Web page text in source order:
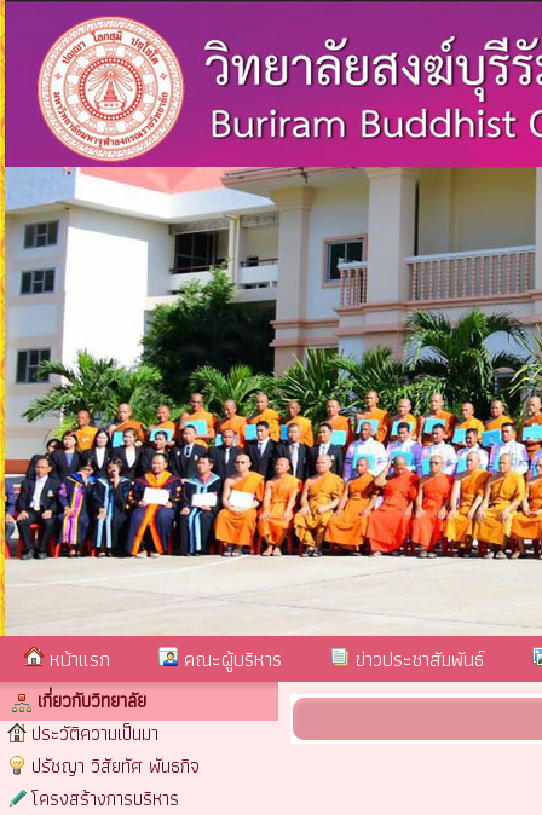
หน้าแรก คณะผู้บริหาร ข่าวประชาสัมพันธ์
เกี่ยวกับวิทยาลัย
ประวัติความเป็นมา
ปรัชญา วิสัยทัศ พันธกิจ
โครงสร้างการบริหาร